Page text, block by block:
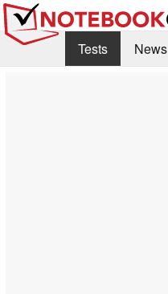
Tests News